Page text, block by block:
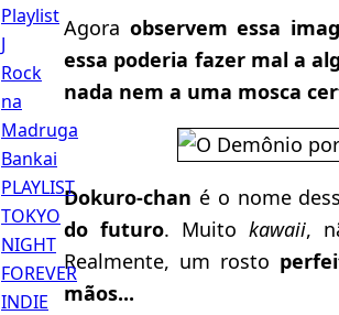
Playlist
J
Rock
na
Madruga
Bankai
PLAYLIST
TOKYO
NIGHT
FOREVER
INDIE
Agora observem essa
essa poderia fazer mal a
nada nem a uma mosca
Dokuro-chan é o nome
do futuro. Muito kawaii,
Realmente, um rosto
mãos...